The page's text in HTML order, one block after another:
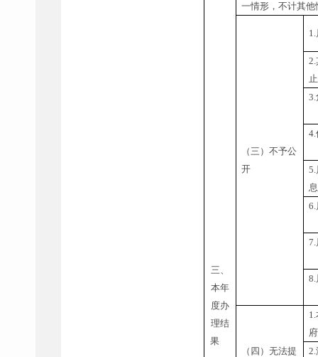
三、
本年
度办
理结
果
一情形，不计其他
（三）不予公
开
1.
2.
3.
4.
5.
息
6.
7.
8.
（四）无法提
1.
2.